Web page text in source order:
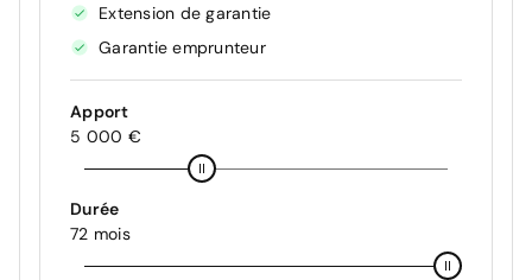
Extension de garantie
Garantie emprunteur
Apport
5 000 €
Durée
72 mois